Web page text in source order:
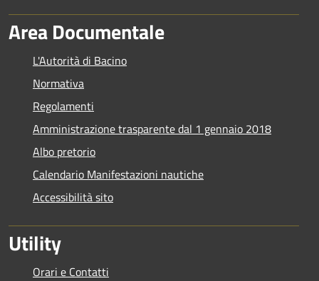
Area Documentale
L'Autorità di Bacino
Normativa
Regolamenti
Amministrazione trasparente dal 1 gennaio 2018
Albo pretorio
Calendario Manifestazioni nautiche
Accessibilità sito
Utility
Orari e Contatti